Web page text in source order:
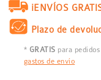
¡ENVÍOS
Plazo de
* GRATIS para
gastos de envío